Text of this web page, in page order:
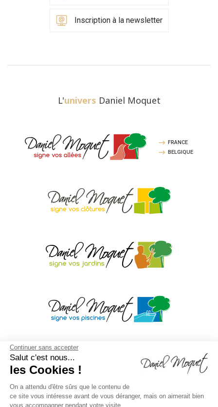
Continuer sans accepter
Salut c'est nous...
les Cookies !
On a attendu d'être sûrs que le contenu de
ce site vous intéresse avant de vous déranger, mais on aimerait bien
vous accompagner pendant votre visite...
Inscription à la newsletter
L'univers Daniel Moquet
FRANCE
BELGIQUE